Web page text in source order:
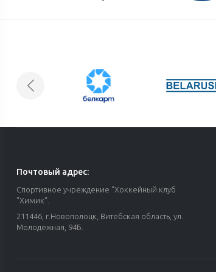
Почтовый адрес:
Спортивное учреждение "Хоккейный клуб
"Химик".
211446, г.Новополоцк, Витебская область, ул.
Молодежная, 94Б.